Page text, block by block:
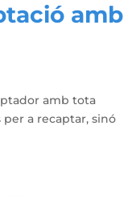
amb
amb tota
per a recaptar, sinó